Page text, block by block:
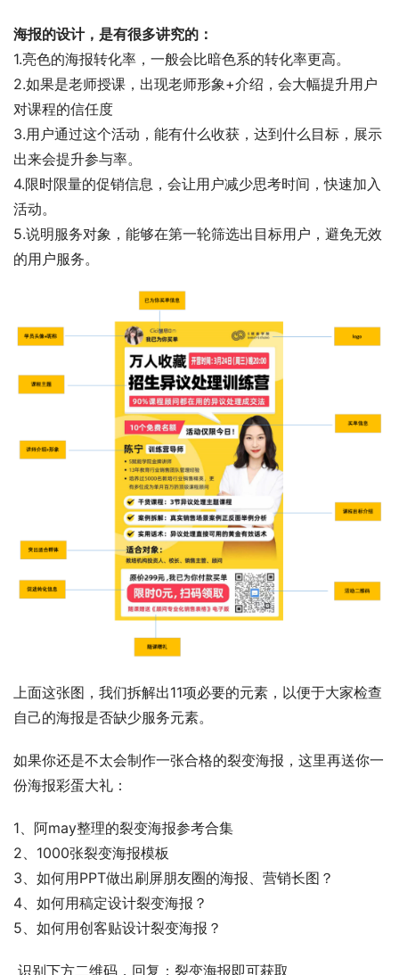
海报的设计，是有很多讲究的：
1.亮色的海报转化率，一般会比暗色系的转化率更高。
2.如果是老师授课，出现老师形象+介绍，会大幅提升用户
对课程的信任度
3.用户通过这个活动，能有什么收获，达到什么目标，展示
出来会提升参与率。
4.限时限量的促销信息，会让用户减少思考时间，快速加入
活动。
5.说明服务对象，能够在第一轮筛选出目标用户，避免无效
的用户服务。
上面这张图，我们拆解出11项必要的元素，以便于大家检查
自己的海报是否缺少服务元素。
如果你还是不太会制作一张合格的裂变海报，这里再送你一
份海报彩蛋大礼：
1、阿may整理的裂变海报参考合集
2、1000张裂变海报模板
3、如何用PPT做出刷屏朋友圈的海报、营销长图？
4、如何用稿定设计裂变海报？
5、如何用创客贴设计裂变海报？
识别下方二维码，回复：裂变海报即可获取